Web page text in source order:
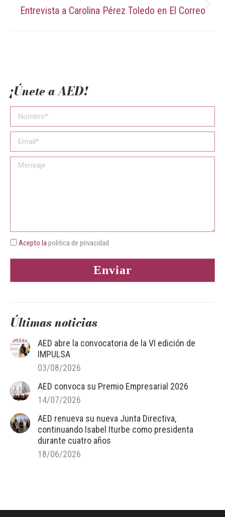
Publicación
Entrevista a Carolina Pérez Toledo en El Correo
¡Únete a AED!
Acepto lapolitica de privacidad
Últimas noticias
AED abre la convocatoria de la VI edición de
IMPULSA
03/08/2026
AED convoca su Premio Empresarial 2026
14/07/2026
AED renueva su nueva Junta Directiva,
continuando Isabel Iturbe como presidenta
durante cuatro años
18/06/2026